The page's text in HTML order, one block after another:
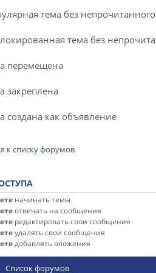
тема без непрочитанного
тема без
перемещена
закреплена
создана как объявление
к списку форумов
начинать темы
отвечать на сообщения
редактировать свои сообщения
удалять свои сообщения
добавлять вложения
Список форумов